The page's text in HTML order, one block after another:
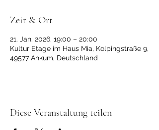
Zeit & Ort
21. Jan. 2026, 19:00 – 20:00
Kultur Etage im Haus Mia, Kolpingstraße 9,
49577 Ankum, Deutschland
Diese Veranstaltung teilen